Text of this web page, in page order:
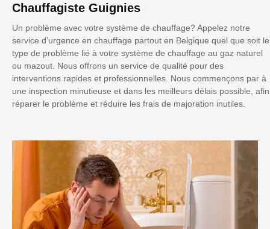
Chauffagiste Guignies
Un problème avec votre système de chauffage? Appelez notre
service d’urgence en chauffage partout en Belgique quel que soit le
type de problème lié à votre système de chauffage au gaz naturel
ou mazout. Nous offrons un service de qualité pour des
interventions rapides et professionnelles. Nous commençons par à
une inspection minutieuse et dans les meilleurs délais possible, afin
réparer le problème et réduire les frais de majoration inutiles.